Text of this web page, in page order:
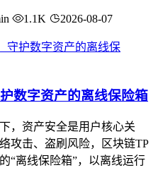
1.1K 2026-08-07
数字资产的离线保险箱
，资产安全是用户核心关
攻击、盗刷风险，区块链TP
“离线保险箱”，以离线运行